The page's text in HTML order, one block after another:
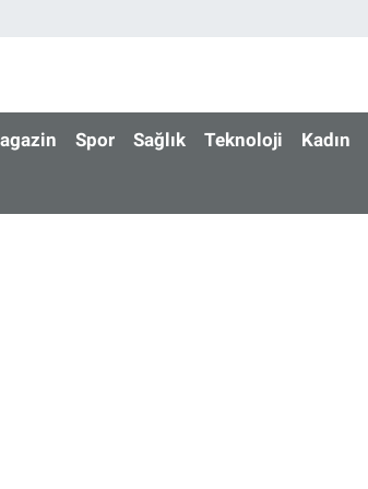
Spor Sağlık Teknoloji Kadın